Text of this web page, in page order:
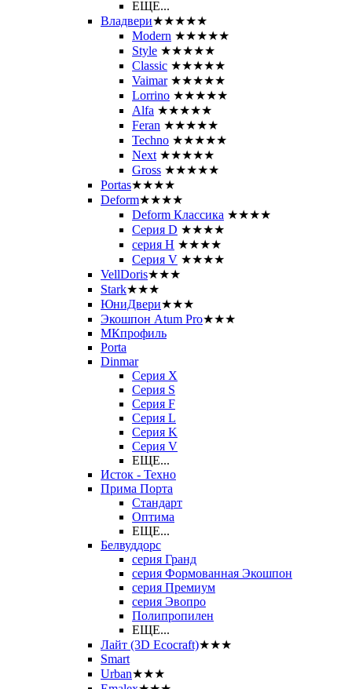
ЕЩЕ...
Владвери★★★★★
Modern ★★★★★
Style ★★★★★
Classic ★★★★★
Vaimar ★★★★★
Lorrino ★★★★★
Alfa ★★★★★
Feran ★★★★★
Techno ★★★★★
Next ★★★★★
Gross ★★★★★
Portas★★★★
Deform★★★★
Deform Классика ★★★★
Серия D ★★★★
серия H ★★★★
Серия V ★★★★
VellDoris★★★
Stark★★★
ЮниДвери★★★
Экошпон Atum Pro★★★
МКпрофиль
Porta
Dinmar
Серия X
Серия S
Серия F
Серия L
Серия K
Серия V
ЕЩЕ...
Исток - Техно
Прима Порта
Стандарт
Оптима
ЕЩЕ...
Белвуддорс
серия Гранд
серия Формованная Экошпон
серия Премиум
серия Эвопро
Полипропилен
ЕЩЕ...
Лайт (3D Ecocraft)★★★
Smart
Urban★★★